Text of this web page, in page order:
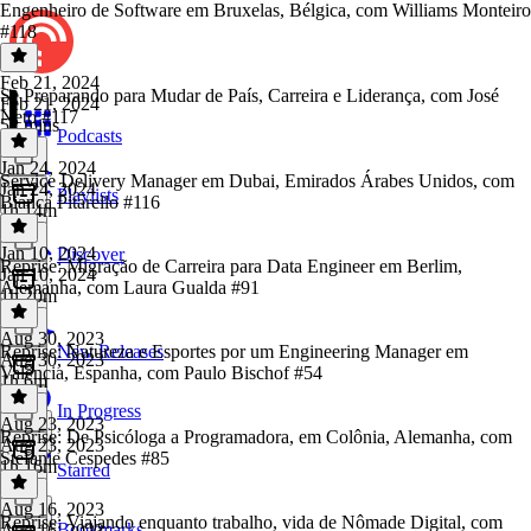
Podcasts
Playlists
Discover
New Releases
In Progress
Starred
Engenheiro de Software em Bruxelas, Bélgica, com Williams Monteiro
#118
Feb 21, 2024
Feb 21, 2024
52 mins
Se Preparando para Mudar de País, Carreira e Liderança, com José
Neto #117
Jan 24, 2024
Jan 24, 2024
1h 14m
Service Delivery Manager em Dubai, Emirados Árabes Unidos, com
Bianca Pitarello #116
Jan 10, 2024
Jan 10, 2024
1h 20m
Reprise: Migração de Carreira para Data Engineer em Berlim,
Alemanha, com Laura Gualda #91
Aug 30, 2023
Aug 30, 2023
1h 6m
Reprise: Natureza e Esportes por um Engineering Manager em
Valência, Espanha, com Paulo Bischof #54
Aug 23, 2023
Aug 23, 2023
1h 16m
Reprise: De Psicóloga a Programadora, em Colônia, Alemanha, com
Stefanie Cespedes #85
Aug 16, 2023
Reprise: Viajando enquanto trabalho, vida de Nômade Digital, com